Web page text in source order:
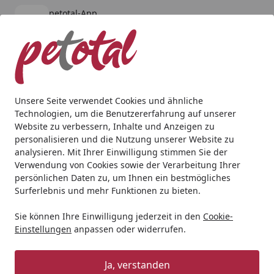
Unsere Seite verwendet Cookies und ähnliche
Technologien, um die Benutzererfahrung auf unserer
Website zu verbessern, Inhalte und Anzeigen zu
personalisieren und die Nutzung unserer Website zu
analysieren. Mit Ihrer Einwilligung stimmen Sie der
Verwendung von Cookies sowie der Verarbeitung Ihrer
persönlichen Daten zu, um Ihnen ein bestmögliches
Surferlebnis und mehr Funktionen zu bieten.
Sie können Ihre Einwilligung jederzeit in den Cookie-
Einstellungen anpassen oder widerrufen.
Ja, verstanden
petotal-App
kostenlos - Im App Store
Alle Produkte
Mein Konto
Suchen
Startseite
Katze Futternäpfe & Trinkbrunnen SAVIC Cat Delice
SAVIC Cat Delice Katzennapf
BALD VERGRIFFEN